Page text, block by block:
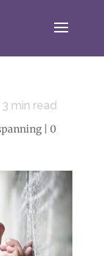
3 min read
| 0